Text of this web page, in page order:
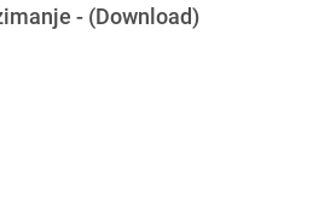
- (Download)